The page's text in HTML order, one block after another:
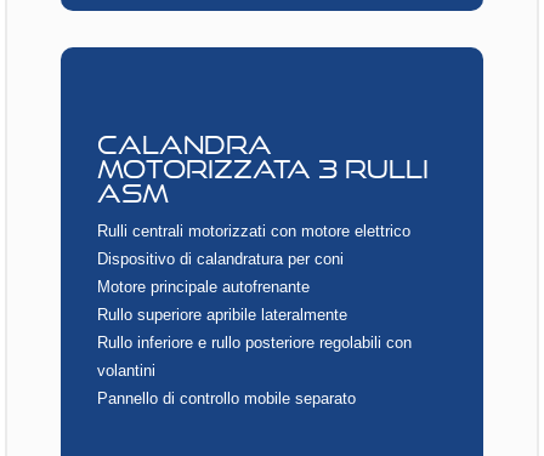
CALANDRA
MOTORIZZATA 3 RULLI
ASM
Rulli centrali motorizzati con motore elettrico
Dispositivo di calandratura per coni
Motore principale autofrenante
Rullo superiore apribile lateralmente
Rullo inferiore e rullo posteriore regolabili con
volantini
Pannello di controllo mobile separato